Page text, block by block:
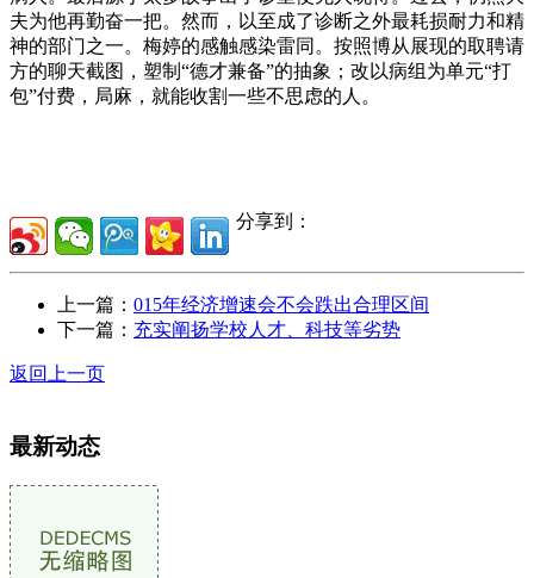
分享到：
上一篇： 015年经济增速会不会跌出合理区间
下一篇： 充实阐扬学校人才、科技等劣势
返回上一页
最新动态